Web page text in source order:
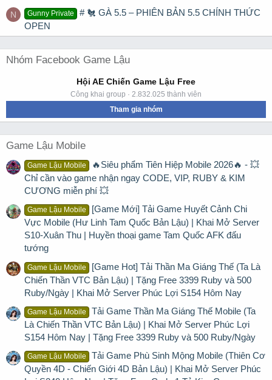
N Gunny Private
# 🐔 GÀ 5.5 – PHIÊN BẢN 5.5 CHÍNH THỨC
OPEN
Nhóm Facebook Game Lậu
Hội AE Chiến Game Lậu Free
Công khai group · 2.832.025 thành viên
Tham gia nhóm
Game Lậu Mobile
Game Lậu Mobile
🔥Siêu phẩm Tiên Hiệp Mobile 2026🔥 - 💥
Chỉ cần vào game nhận ngay CODE, VIP, RUBY & KIM
CƯƠNG miễn phí 💥
Game Lậu Mobile
[Game Mới] Tải Game Huyết Cảnh Chi
Vực Mobile (Hư Linh Tam Quốc Bản Lậu) | Khai Mở Server
S10-Xuân Thu | Huyền thoại game Tam Quốc AFK đấu
tướng
Game Lậu Mobile
[Game Hot] Tải Thần Ma Giáng Thế (Ta Là
Chiến Thần VTC Bản Lậu) | Tặng Free 3399 Ruby và 500
Ruby/Ngày | Khai Mở Server Phúc Lợi S154 Hôm Nay
Game Lậu Mobile
Tải Game Thần Ma Giáng Thế Mobile (Ta
Là Chiến Thần VTC Bản Lậu) | Khai Mở Server Phúc Lợi
S154 Hôm Nay | Tặng Free 3399 Ruby và 500 Ruby/Ngày
Game Lậu Mobile
Tải Game Phù Sinh Mộng Mobile (Thiên Cơ
Quyền 4D - Chiến Giới 4D Bản Lậu) | Khai Mở Server Phúc